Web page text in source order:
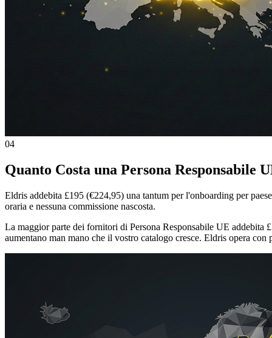
04
Quanto Costa una Persona Responsabile
Eldris addebita £195 (€224,95) una tantum per l'onboarding per
oraria e nessuna commissione nascosta.
La maggior parte dei fornitori di Persona Responsabile UE
aumentano man mano che il vostro catalogo cresce. Eldris opera